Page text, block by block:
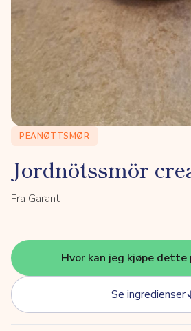
PEANØTTSMØR
Jordnötssmör
Fra Garant
Hvor kan jeg kjøpe
Se ingredienser